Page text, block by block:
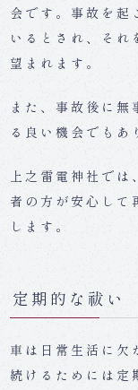
会です。事故を起
いるとされ、それ
望まれます。
また、事故後に無
る良い機会でもあ
上之雷電神社で
者の方が安心して
します。
定期的な祓い
車は日常生活に欠
続けるためには定